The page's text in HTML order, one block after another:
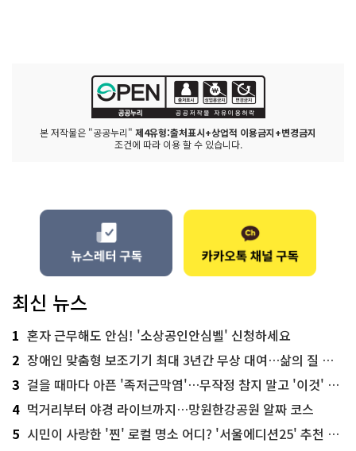
본 저작물은 "공공누리" 제4유형:출처표시+상업적 이용금지+변경금지
조건에 따라 이용 할 수 있습니다.
최신 뉴스
1 혼자 근무해도 안심! '소상공인안심벨' 신청하세요
2 장애인 맞춤형 보조기기 최대 3년간 무상 대여…삶의 질 높인다
3 걸을 때마다 아픈 '족저근막염'…무작정 참지 말고 '이것' 해보세요!
4 먹거리부터 야경 라이브까지…망원한강공원 알짜 코스
5 시민이 사랑한 '찐' 로컬 명소 어디? '서울에디션25' 추천 코스